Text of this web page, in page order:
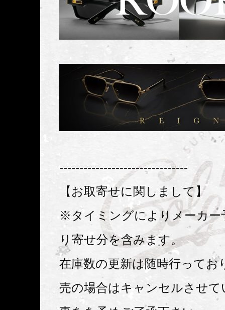
--------------------------------
【お取寄せに関しまして】
※タイミングによりメーカー
り寄せ分を含みます。
在庫数の更新は随時行ってお
売の場合はキャンセルさせ